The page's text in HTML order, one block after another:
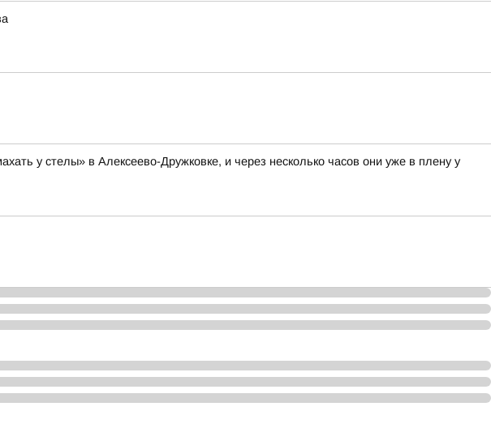
у стелы» в Алексеево-Дружковке, и через несколько часов они уже в плену у